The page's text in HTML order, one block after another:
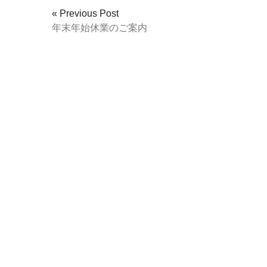
« Previous Post
年末年始休業のご案内